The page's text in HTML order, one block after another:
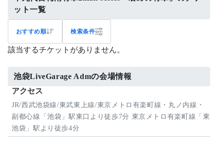
ット一覧
おすすめ順 検索条件
該当するチケットがありません。
池袋LiveGarage Admの会場情報
アクセス
JR/西武池袋線/東武東上線/東京メトロ有楽町線・丸ノ内線・
副都心線「池袋」駅東口より徒歩7分 東京メトロ有楽町線「東
池袋」駅より徒歩4分